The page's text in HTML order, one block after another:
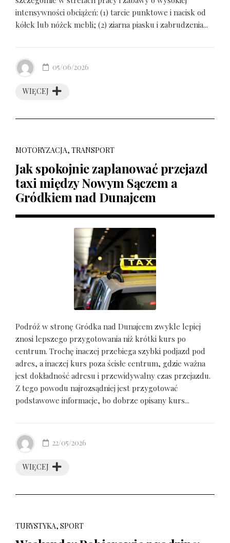
intensywności obciążeń: (1) tarcie punktowe i nacisk od
kółek lub nóżek mebli; (2) ziarna piasku i zabrudzenia...
WIĘCEJ
05/06/2026
MOTORYZACJA, TRANSPORT
Jak spokojnie zaplanować przejazd
taxi między Nowym Sączem a
Gródkiem nad Dunajcem
Podróż w stronę Gródka nad Dunajcem zwykle lepiej
znosi lepszego przygotowania niż krótki kurs po
centrum. Trochę inaczej przebiega szybki podjazd pod
adres, a inaczej kurs poza ścisłe centrum, gdzie ważna
jest dokładność adresu i przewidywalny czas przejazdu.
Z tego powodu najrozsądniej jest przygotować
podstawowe informacje, bo dobrze opisany kurs...
WIĘCEJ
22/05/2026
TURYSTYKA, SPORT